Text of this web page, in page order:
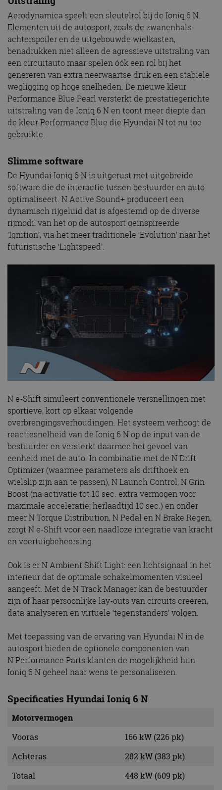
Aerodynamica speelt een sleutelrol bij de Ioniq 6 N.
Elementen uit de autosport, zoals de zwanenhals-
achterspoiler en de uitgebouwde wielkasten,
benadrukken niet alleen de agressieve uitstraling van
een circuitauto maar spelen óók een rol bij het
genereren van extra neerwaartse druk en een stabiele
wegligging op hoge snelheden. De nieuwe kleur
Performance Blue Pearl versterkt de prestatiegerichte
uitstraling van de Ioniq 6 N en toont meer diepte dan
de kleur Performance Blue die Hyundai N tot nu toe
gebruikte.
Slimme software
De Hyundai Ioniq 6 N is uitgerust met uitgebreide
software die de interactie tussen bestuurder en auto
optimaliseert. N Active Sound+ produceert een
dynamisch rijgeluid dat is afgestemd op de diverse
rijmodi: van het op de autosport geïnspireerde
‘Ignition’, via het meer traditionele ‘Evolution’ naar het
futuristische ‘Lightspeed’.
N e-Shift simuleert conventionele versnellingen met
sportieve, kort op elkaar volgende
overbrengingsverhoudingen. Het systeem verhoogt de
reactiesnelheid van de Ioniq 6 N op de input van de
bestuurder en versterkt daarmee het gevoel van
eenheid met de auto. In combinatie met de N Drift
Optimizer (waarmee parameters als drifthoek en
wielslip zijn aan te passen), N Launch Control, N Grin
Boost (na activatie tot 10 sec. extra vermogen voor
maximale acceleratie; herlaadtijd 10 sec.) en onder
meer N Torque Distribution, N Pedal en N Brake Regen,
zorgt N e-Shift voor een naadloze integratie van kracht
en voertuigbeheersing.
Ook is er N Ambient Shift Light: een lichtsignaal in het
interieur dat de optimale schakelmomenten visueel
aangeeft. Met de N Track Manager kan de bestuurder
zijn of haar persoonlijke lay-outs van circuits creëren,
data analyseren en virtuele ‘tegenstanders’ volgen.
Met toepassing van de ervaring van Hyundai N in de
autosport bieden de optionele componenten van
N Performance Parts klanten de mogelijkheid hun
Ioniq 6 N geheel naar wens te personaliseren.
Specificaties Hyundai Ioniq 6 N
Motorvermogen
Vooras
166 kW (226 pk)
Achteras
282 kW (383 pk)
Totaal
448 kW (609 pk)